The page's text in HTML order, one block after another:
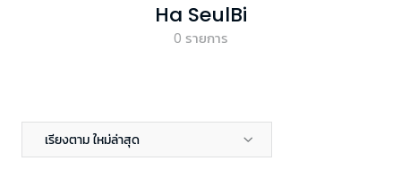
Ha SeulBi
0 รายการ
เรียงตาม ใหม่ล่าสุด